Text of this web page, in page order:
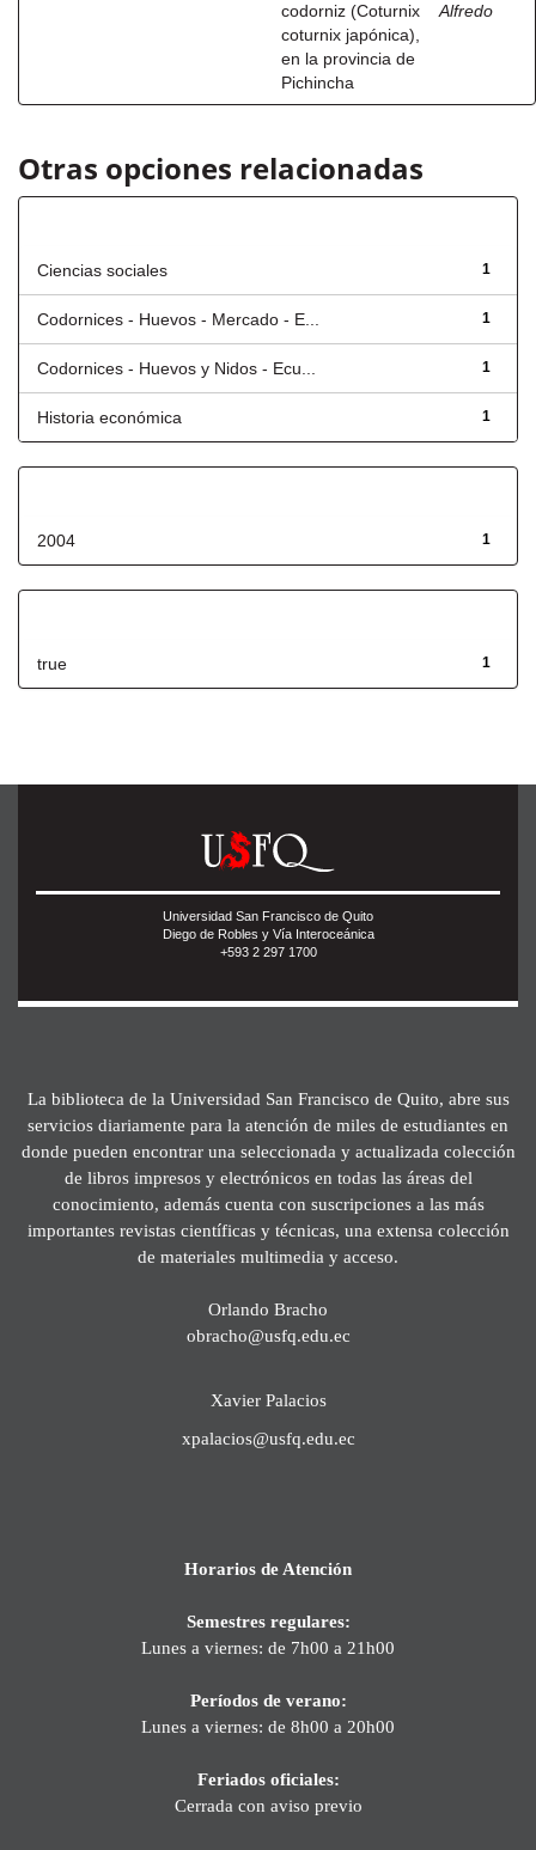
codorniz (Coturnix
coturnix japónica),
en la provincia de
Pichincha
Alfredo
Otras opciones relacionadas
1
Ciencias sociales
1
Codornices - Huevos - Mercado - E...
1
Codornices - Huevos y Nidos - Ecu...
1
Historia económica
1
2004
1
true
Universidad San Francisco de Quito
Diego de Robles y Vía Interoceánica
+593 2 297 1700
La biblioteca de la Universidad San Francisco de Quito, abre sus
servicios diariamente para la atención de miles de estudiantes en
donde pueden encontrar una seleccionada y actualizada colección
de libros impresos y electrónicos en todas las áreas del
conocimiento, además cuenta con suscripciones a las más
importantes revistas científicas y técnicas, una extensa colección
de materiales multimedia y acceso.
Orlando Bracho
obracho@usfq.edu.ec
Xavier Palacios
xpalacios@usfq.edu.ec
Horarios de Atención
Semestres regulares:
Lunes a viernes: de 7h00 a 21h00
Períodos de verano:
Lunes a viernes: de 8h00 a 20h00
Feriados oficiales:
Cerrada con aviso previo